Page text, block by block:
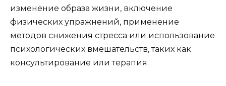
изменение образа жизни, включение
физических упражнений, применение
методов снижения стресса или использование
психологических вмешательств, таких как
консультирование или терапия.